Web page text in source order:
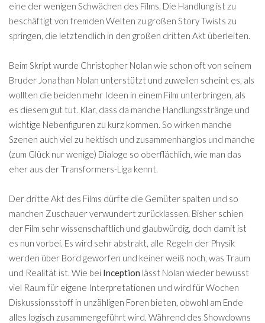
eine der wenigen Schwächen des Films. Die Handlung ist zu
beschäftigt von fremden Welten zu großen Story Twists zu
springen, die letztendlich in den großen dritten Akt überleiten.
Beim Skript wurde Christopher Nolan wie schon oft von seinem
Bruder Jonathan Nolan unterstützt und zuweilen scheint es, als
wollten die beiden mehr Ideen in einem Film unterbringen, als
es diesem gut tut. Klar, dass da manche Handlungsstränge und
wichtige Nebenfiguren zu kurz kommen. So wirken manche
Szenen auch viel zu hektisch und zusammenhanglos und manche
(zum Glück nur wenige) Dialoge so oberflächlich, wie man das
eher aus der Transformers-Liga kennt.
Der dritte Akt des Films dürfte die Gemüter spalten und so
manchen Zuschauer verwundert zurücklassen. Bisher schien
der Film sehr wissenschaftlich und glaubwürdig, doch damit ist
es nun vorbei. Es wird sehr abstrakt, alle Regeln der Physik
werden über Bord geworfen und keiner weiß noch, was Traum
und Realität ist. Wie bei Inception lässt Nolan wieder bewusst
viel Raum für eigene Interpretationen und wird für Wochen
Diskussionsstoff in unzähligen Foren bieten, obwohl am Ende
alles logisch zusammengeführt wird. Während des Showdowns